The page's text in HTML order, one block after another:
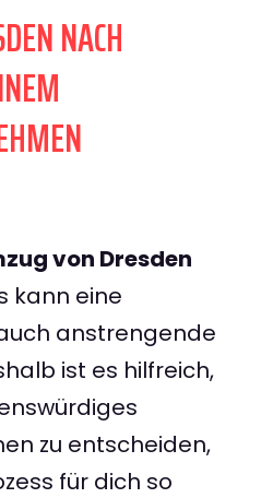
NACH
von Dresden
kann eine
anstrengende
ist es hilfreich,
zu entscheiden,
für dich so